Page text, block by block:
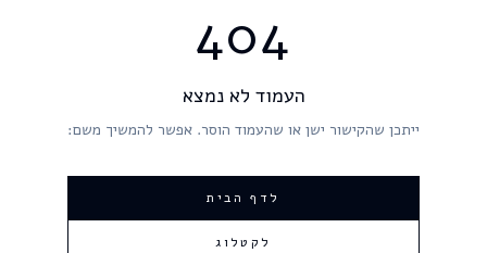
404
העמוד לא נמצא
ייתכן שהקישור ישן או שהעמוד הוסר. אפשר להמשיך משם:
לדף הבית
לקטלוג